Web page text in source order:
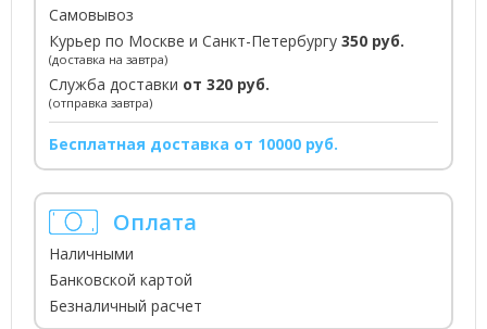
Самовывоз
Курьер по Москве и Санкт-Петербургу 350 руб.
(доставка на завтра)
Служба доставки от 320 руб.
(отправка завтра)
Бесплатная доставка от 10000 руб.
Оплата
Наличными
Банковской картой
Безналичный расчет